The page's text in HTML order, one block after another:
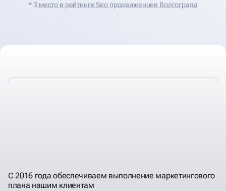
* 3 место в рейтинге Seo продвиженцев Волгограда
ИНВЕСТИЦИИ
ПОНЯТНЫМ ЯЗЫКОМ
С 2016 года обеспечиваем выполнение маркетингового
плана нашим клиентам